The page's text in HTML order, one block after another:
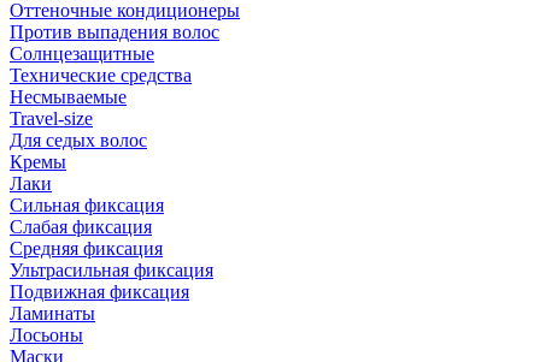
Оттеночные кондиционеры
Против выпадения волос
Солнцезащитные
Технические средства
Несмываемые
Travel-size
Для седых волос
Кремы
Лаки
Сильная фиксация
Слабая фиксация
Средняя фиксация
Ультрасильная фиксация
Подвижная фиксация
Ламинаты
Лосьоны
Маски